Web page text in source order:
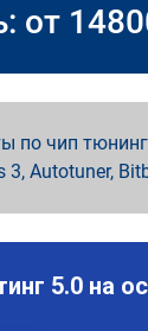
от
по чип
3, Autotuner,
5.0 на